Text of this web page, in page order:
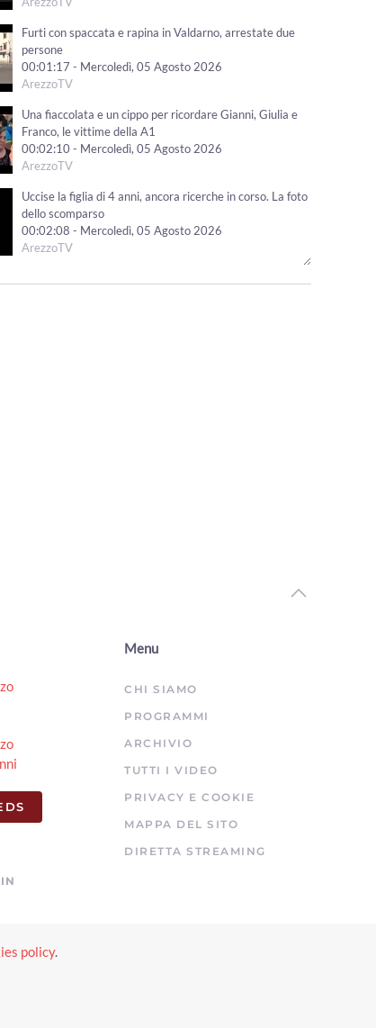
Furti con spaccata e rapina in Valdarno, arrestate due
persone
00:01:17 - Mercoledì, 05 Agosto 2026
ArezzoTV
Una fiaccolata e un cippo per ricordare Gianni, Giulia e
Franco, le vittime della A1
00:02:10 - Mercoledì, 05 Agosto 2026
ArezzoTV
Uccise la figlia di 4 anni, ancora ricerche in corso. La foto
dello scomparso
00:02:08 - Mercoledì, 05 Agosto 2026
ArezzoTV
00:03:45 - Lunedì, 03 Agosto 2026
Si rifugia in un bar per sfuggire al compagno violento:
00:01:10 - Lunedì, 03 Agosto 2026
Esodo estivo, weekend da bollino nero. Torna il Piano
00:02:49 - Sabato, 01 Agosto 2026
ArezzoTV
Quindicenne fa arrestare i “finti Carabinieri” che
a porta: vittima anche ad Arezzo
Menu
CHI SIAMO
PROGRAMMI
ARCHIVIO
TUTTI I VIDEO
PRIVACY E COOKIE
MAPPA DEL SITO
DIRETTA STREAMING
policy.